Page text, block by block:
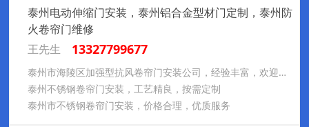
泰州电动伸缩门安装，泰州铝合金型材门定制，泰州防
火卷帘门维修
王先生
13327799677
泰州市海陵区加强型抗风卷帘门安装公司，经验丰富，欢迎咨询
泰州不锈钢卷帘门安装，工艺精良，按需定制
泰州市不锈钢卷帘门安装，价格合理，优质服务